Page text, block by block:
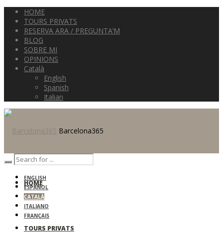
HOME
TOURS PRIVATS
RESERVA ARA / PREGUNTA’M
BLOG
SOBRE MI
OPINIONS
Català
English
Spanish
Italian
Barcelona365
HOME
TOURS PRIVATS
ENGLISH
ESPAÑOL
CATALÀ
ITALIANO
FRANÇAIS